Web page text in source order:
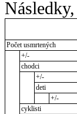
Počet usmrtených
+/-
chodci
+/-
deti
+/-
cyklisti